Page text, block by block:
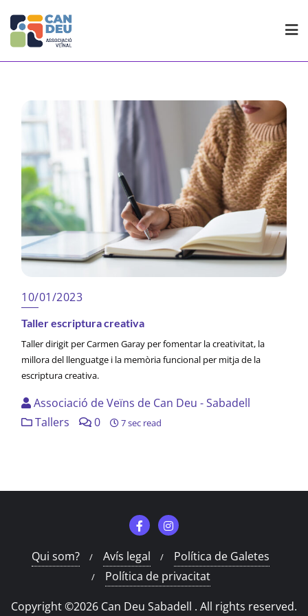
content
10/01/2023
Taller escriptura creativa
Taller dirigit per Carmen Garay per fomentar la creativitat, la
millora del llenguatge i la memòria funcional per mitja de la
escriptura creativa.
Associació de Veïns de Can Deu - Sabadell
Tallers
0 7 sec read
Qui som? Avís legal
Política de Galetes
Política de privacitat
Copyright ©2026 Can Deu Sabadell . All rights reserved.